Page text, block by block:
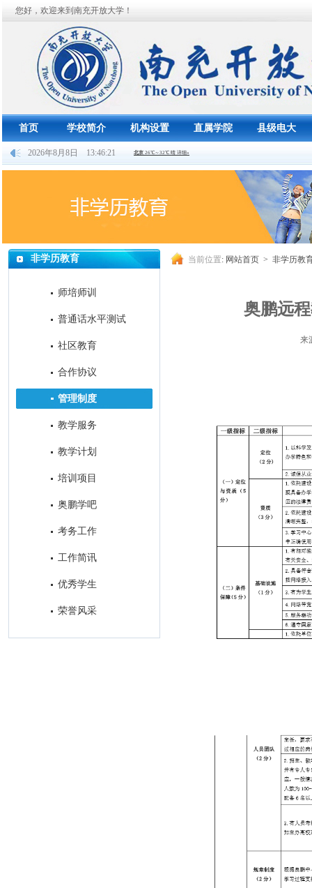
您好，欢迎来到南充开放大学！
首页 学校简介 机构设置 直属学院 县级电大
2026年8月8日 13:46:22
非学历教育
师培师训
普通话水平测试
社区教育
合作协议
管理制度
教学服务
教学计划
培训项目
奥鹏学吧
考务工作
工作简讯
优秀学生
荣誉风采
当前位置: 网站首页 > 非学历教
奥鹏远
来